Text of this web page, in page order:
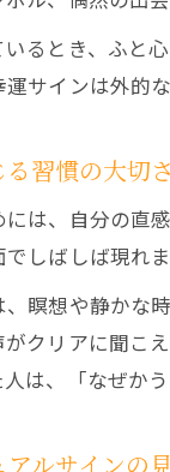
るとき、ふと
サインは外的
習慣の大切さ
は、自分の直
しばしば現れ
瞑想や静かな
クリアに聞こ
は、「なぜか
ルサインの